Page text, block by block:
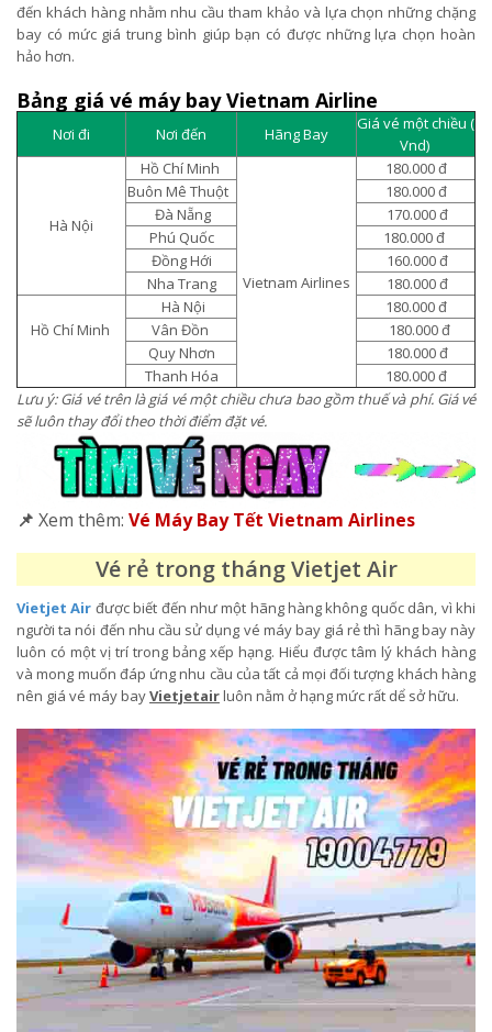
đến khách hàng nhằm nhu cầu tham khảo và lựa chọn những chặng
bay có mức giá trung bình giúp bạn có được những lựa chọn hoàn
hảo hơn.
Bảng giá vé máy bay Vietnam Airline
Nơi đi Nơi đến Hãng Bay
Giá vé một chiều (
Vnd)
Hà Nội
Hồ Chí Minh
Vietnam Airlines
180.000 đ
Buôn Mê Thuột
180.000 đ
Đà Nẵng
170.000 đ
Phú Quốc
180.000 đ
Đồng Hới
160.000 đ
Nha Trang
180.000 đ
Hồ Chí Minh
Hà Nội
180.000 đ
Vân Đồn
180.000 đ
Quy Nhơn
180.000 đ
Thanh Hóa
180.000 đ
Lưu ý: Giá vé trên là giá vé một chiều chưa bao gồm thuế và phí. Giá vé
sẽ luôn thay đổi theo thời điểm đặt vé.
📌 Xem thêm: Vé Máy Bay Tết Vietnam Airlines
Vé rẻ trong tháng Vietjet Air
Vietjet Air được biết đến như một hãng hàng không quốc dân, vì khi
người ta nói đến nhu cầu sử dụng vé máy bay giá rẻ thì hãng bay này
luôn có một vị trí trong bảng xếp hạng. Hiểu được tâm lý khách hàng
và mong muốn đáp ứng nhu cầu của tất cả mọi đối tượng khách hàng
nên giá vé máy bayVietjetairluôn nằm ở hạng mức rất dể sở hữu.